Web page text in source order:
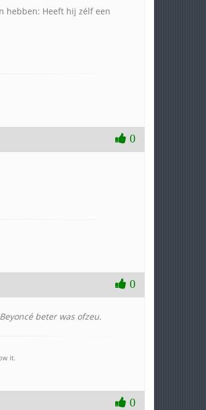
hebben: Heeft hij zélf een
0
0
beter was ofzeu.
it.
0